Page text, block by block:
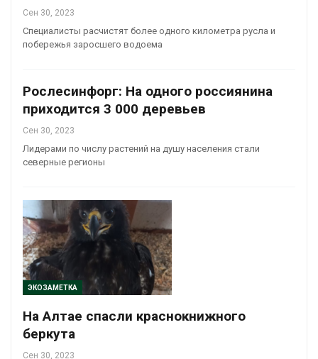
Сен 30, 2023
Специалисты расчистят более одного километра русла и
побережья заросшего водоема
Рослесинфорг: На одного россиянина
приходится 3 000 деревьев
Сен 30, 2023
Лидерами по числу растений на душу населения стали
северные регионы
ЭКОЗАМЕТКА
На Алтае спасли краснокнижного
беркута
Сен 30, 2023